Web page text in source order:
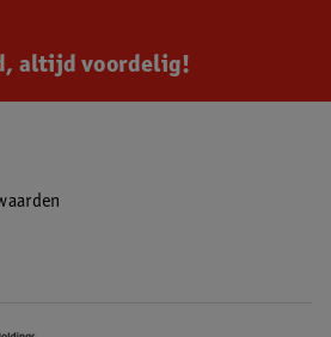
altijd voordelig!